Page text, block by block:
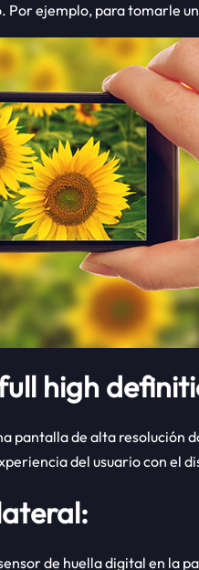
Por ejemplo, para tomarle
high
pantalla de alta resolución
del usuario con el
de huella digital en la